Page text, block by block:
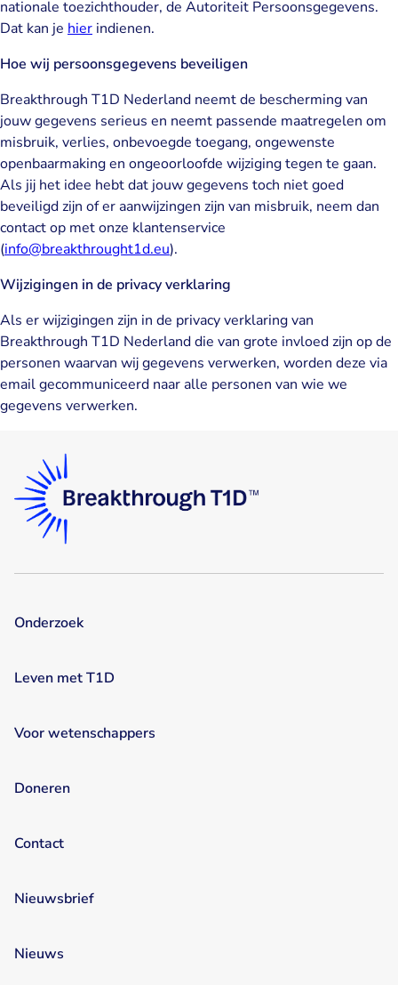
nationale toezichthouder, de Autoriteit Persoonsgegevens.
Dat kan je hier indienen.
Hoe wij persoonsgegevens beveiligen
Breakthrough T1D Nederland neemt de bescherming van
jouw gegevens serieus en neemt passende maatregelen om
misbruik, verlies, onbevoegde toegang, ongewenste
openbaarmaking en ongeoorloofde wijziging tegen te gaan.
Als jij het idee hebt dat jouw gegevens toch niet goed
beveiligd zijn of er aanwijzingen zijn van misbruik, neem dan
contact op met onze klantenservice
(info@breakthrought1d.eu).
Wijzigingen in de privacy verklaring
Als er wijzigingen zijn in de privacy verklaring van
Breakthrough T1D Nederland die van grote invloed zijn op de
personen waarvan wij gegevens verwerken, worden deze via
email gecommuniceerd naar alle personen van wie we
gegevens verwerken.
Onderzoek
Leven met T1D
Voor wetenschappers
Doneren
Contact
Nieuwsbrief
Nieuws